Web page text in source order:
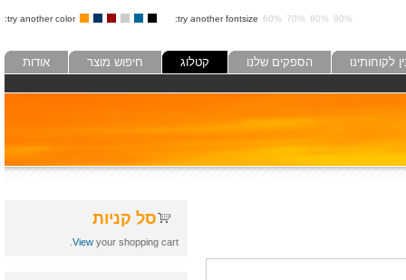
try another color: try another fontsize: 60% 70% 80% 90%
אודות חיפוש מוצר קטלוג הספקים שלנו
סל קניות
Viewyour shopping cart.